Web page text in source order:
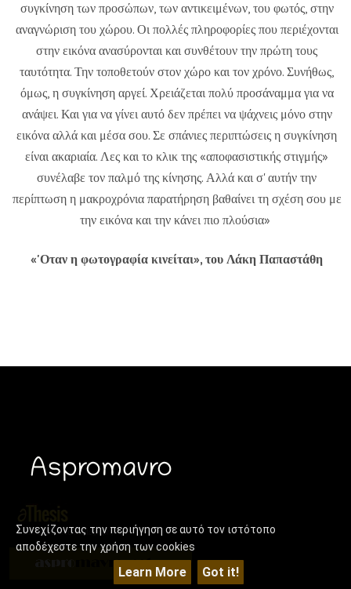
συγκίνηση των προσώπων, των αντικειμένων, του φωτός, στην
αναγνώριση του χώρου. Οι πολλές πληροφορίες που περιέχονται
στην εικόνα ανασύρονται και συνθέτουν την πρώτη τους
ταυτότητα. Την τοποθετούν στον χώρο και τον χρόνο. Συνήθως,
όμως, η συγκίνηση αργεί. Χρειάζεται πολύ προσάναμμα για να
ανάψει. Και για να γίνει αυτό δεν πρέπει να ψάχνεις μόνο στην
εικόνα αλλά και μέσα σου. Σε σπάνιες περιπτώσεις η συγκίνηση
είναι ακαριαία. Λες και το κλικ της «αποφασιστικής στιγμής»
συνέλαβε τον παλμό της κίνησης. Αλλά και σ' αυτήν την
περίπτωση η μακροχρόνια παρατήρηση βαθαίνει τη σχέση σου με
την εικόνα και την κάνει πιο πλούσια»
«'Οταν η φωτογραφία κινείται», του Λάκη Παπαστάθη
Συνεχίζοντας την περιήγηση σε αυτό τον ιστότοπο
αποδέχεστε την χρήση των cookies
Learn More Got it!